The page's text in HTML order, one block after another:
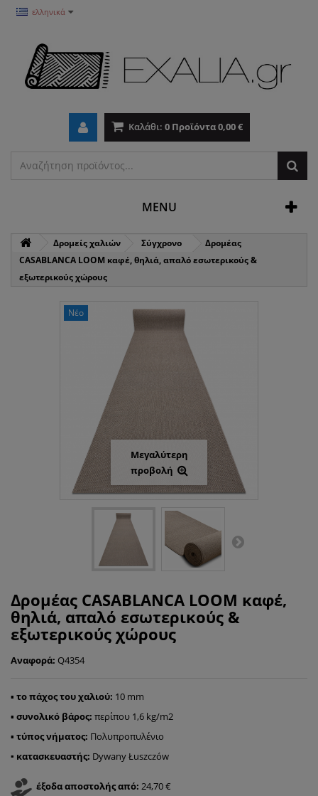
ελληνικά
Καλάθι: 0 Προϊόντα0,00 €
MENU
Δρομείς χαλιών Σύγχρονο
Δρομέας
CASABLANCA LOOM καφέ, θηλιά, απαλό εσωτερικούς &
εξωτερικούς χώρους
Νέο
Μεγαλύτερη
προβολή
Δρομέας CASABLANCA LOOM καφέ,
θηλιά, απαλό εσωτερικούς &
εξωτερικούς χώρους
Αναφορά: Q4354
▪ το πάχος του χαλιού: 10 mm
▪ συνολικό βάρος: περίπου 1,6 kg/m2
▪ τύπος νήματος: Πολυπροπυλένιο
▪ κατασκευαστής: Dywany Łuszczów
έξοδα αποστολής από: 24,70 €